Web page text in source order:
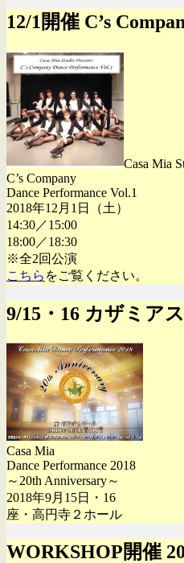
12/1開催 C’s
Casa Mia
C’s Company
Dance Performance Vol.1
2018年12月1日（土）
14:30／15:00
18:00／18:30
※全2回公演
こちら をご覧ください。
9/15・16 カザミア
Casa Mia
Dance Performance 2018
～20th Anniversary～
2018年9月15日・16
座・高円寺２ホール
WORKSHOP開催